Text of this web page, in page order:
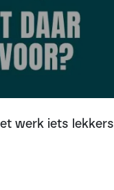
werk iets lekkers